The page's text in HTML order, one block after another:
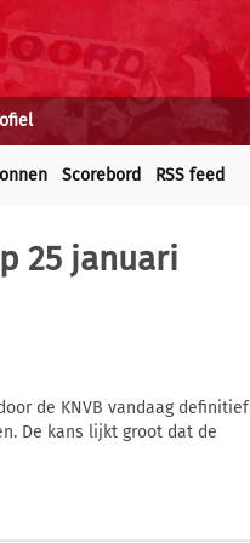
Scorebord RSS feed
25 januari
de KNVB vandaag definitief
De kans lijkt groot dat de